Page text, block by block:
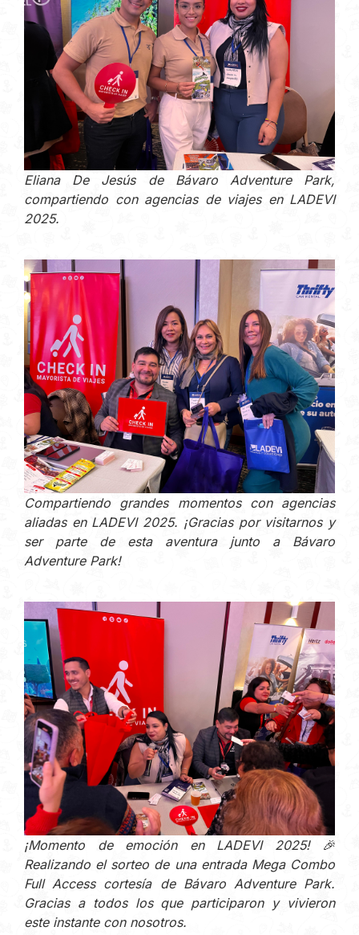
Eliana De Jesús de Bávaro Adventure Park,
compartiendo con agencias de viajes en LADEVI
2025.
Compartiendo grandes momentos con agencias
aliadas en LADEVI 2025. ¡Gracias por visitarnos y
ser parte de esta aventura junto a Bávaro
Adventure Park!
¡Momento de emoción en LADEVI 2025! 🎉
Realizando el sorteo de una entrada Mega Combo
Full Access cortesía de Bávaro Adventure Park.
Gracias a todos los que participaron y vivieron
este instante con nosotros.